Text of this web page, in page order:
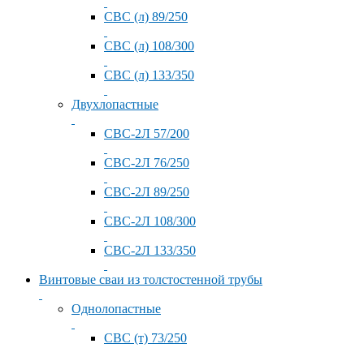
СВС (л) 89/250
СВС (л) 108/300
СВС (л) 133/350
Двухлопастные
СВС-2Л 57/200
СВС-2Л 76/250
СВС-2Л 89/250
СВС-2Л 108/300
СВС-2Л 133/350
Винтовые сваи из толстостенной трубы
Однолопастные
СВС (т) 73/250